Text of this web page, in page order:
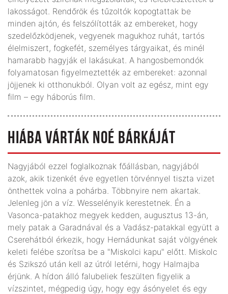
lakosságot. Rendőrök és tűzoltók kopogtattak be
minden ajtón, és felszólították az embereket, hogy
szedelőzködjenek, vegyenek magukhoz ruhát, tartós
élelmiszert, fogkefét, személyes tárgyaikat, és minél
hamarabb hagyják el lakásukat. A hangosbemondók
folyamatosan figyelmeztették az embereket: azonnal
jöjjenek ki otthonukból. Olyan volt az egész, mint egy
film – egy háborús film.
HIÁBA VÁRTÁK NOÉ BÁRKÁJÁT
Nagyjából ezzel foglalkoznak főállásban, nagyjából
azok, akik tizenkét éve egyetlen törvénnyel tiszta vizet
önthettek volna a pohárba. Többnyire nem akartak.
Jelenleg jön a víz. Wesselényik kerestetnek. Én a
Vasonca-patakhoz megyek kedden, augusztus 13-án,
mely patak a Garadnával és a Vadász-patakkal együtt a
Cserehátból érkezik, hogy Hernádunkat saját völgyének
keleti felébe szorítsa be a "Miskolci kapu" előtt. Miskolc
és Szikszó után kell az útról letérni, hogy Halmajba
érjünk. A hídon álló falubeliek feszülten figyelik a
vízszintet, mégpedig úgy, hogy egy ásónyelet és egy